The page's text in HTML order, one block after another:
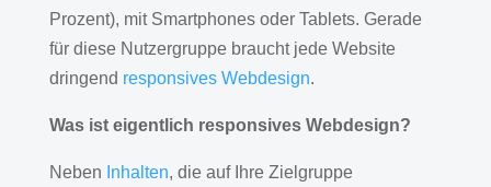
Prozent), mit Smartphones oder Tablets. Gerade
für diese Nutzergruppe braucht jede Website
dringend responsives Webdesign.
Was ist eigentlich responsives Webdesign?
Neben Inhalten, die auf Ihre Zielgruppe